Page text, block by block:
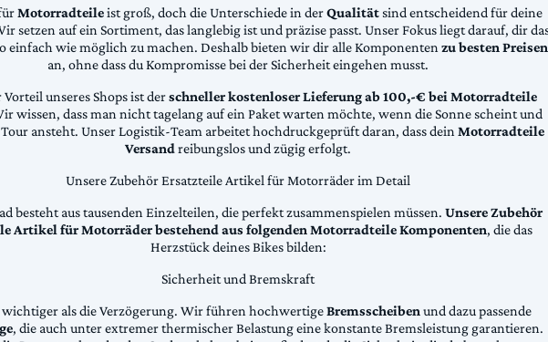
Motorradteileist groß, doch die Unterschiede in derQualitätsind entscheidend für deine
setzen auf ein Sortiment, das langlebig ist und präzise passt. Unser Fokus liegt darauf, dir
einfach wie möglich zu machen. Deshalb bieten wir dir alle Komponentenzu besten Preisen
an, ohne dass du Kompromisse bei der Sicherheit eingehen musst.
unseres Shops ist derschneller kostenloser Lieferung ab 100,-€ bei Motorradteile
wissen, dass man nicht tagelang auf ein Paket warten möchte, wenn die Sonne scheint und
ansteht. Unser Logistik-Team arbeitet hochdruckgeprüft daran, dass deinMotorradteile
Versandreibungslos und zügig erfolgt.
Unsere Zubehör Ersatzteile Artikel für Motorräder im Detail
besteht aus tausenden Einzelteilen, die perfekt zusammenspielen müssen. Unsere Zubehör
Artikel für Motorräder bestehend aus folgenden Motorradteile Komponenten, die das
Herzstück deines Bikes bilden:
Sicherheit und Bremskraft
als die Verzögerung. Wir führen hochwertigeBremsscheibenund dazu passende
, die auch unter extremer thermischer Belastung eine konstante Bremsleistung garantieren.